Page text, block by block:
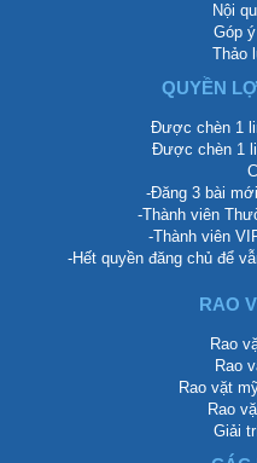
Nội
Góp
Thảo
QUYỀN
Được chèn 1
Được chèn 1
-Đăng 3 bài
-Thành viên
-Thành viên
-Hết quyền đăng chủ để
RAO
Rao
Rao
Rao vặt
Rao
Giải